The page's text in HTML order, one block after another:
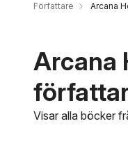
Författare Arcana
Arcana
Visar alla böcker